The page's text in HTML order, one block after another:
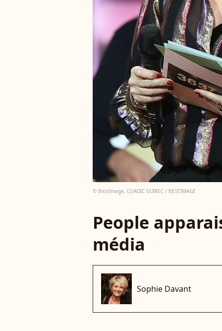
© BestImage, COADIC GUIREC / BESTIMAGE
People
média
Sophie Davant